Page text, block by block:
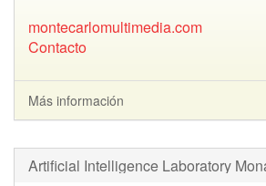
montecarlomultimedia.com
Contacto
Más información
Artificial Intelligence Laboratory